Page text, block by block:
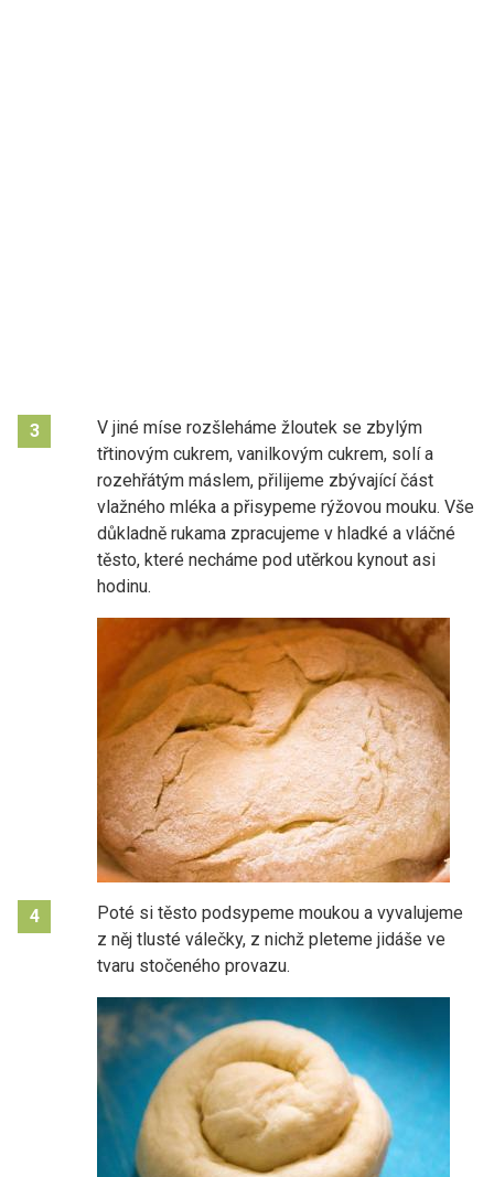
3
V jiné míse rozšleháme žloutek se zbylým
třtinovým cukrem, vanilkovým cukrem, solí a
rozehřátým máslem, přilijeme zbývající část
vlažného mléka a přisypeme rýžovou mouku. Vše
důkladně rukama zpracujeme v hladké a vláčné
těsto, které necháme pod utěrkou kynout asi
hodinu.
4
Poté si těsto podsypeme moukou a vyvalujeme
z něj tlusté válečky, z nichž pleteme jidáše ve
tvaru stočeného provazu.